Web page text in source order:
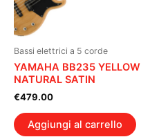
Bassi elettrici a 5 corde
YAMAHA BB235 YELLOW
NATURAL SATIN
€479.00
Aggiungi al carrello